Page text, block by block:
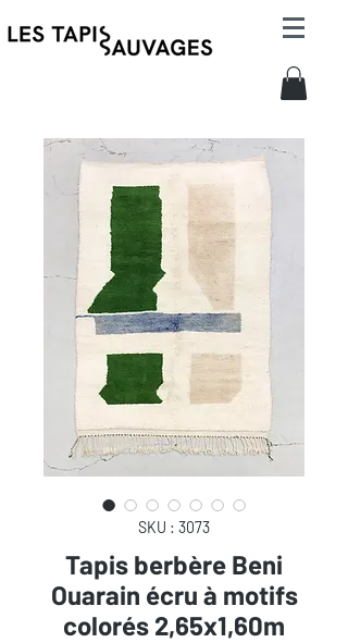
SKU : 3073
Tapis berbère Beni
Ouarain écru à motifs
colorés 2,65x1,60m